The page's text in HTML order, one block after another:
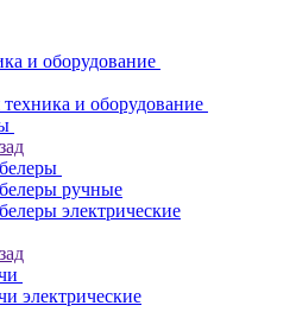
и оборудование
техника и оборудование
ручные
электрические
электрические